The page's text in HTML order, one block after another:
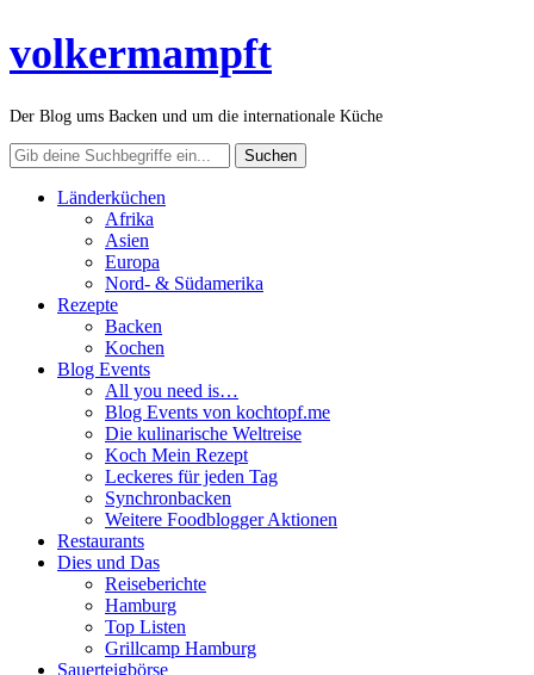
volkermampft
Der Blog ums Backen und um die internationale Küche
Länderküchen
Afrika
Asien
Europa
Nord- & Südamerika
Rezepte
Backen
Kochen
Blog Events
All you need is…
Blog Events von kochtopf.me
Die kulinarische Weltreise
Koch Mein Rezept
Leckeres für jeden Tag
Synchronbacken
Weitere Foodblogger Aktionen
Restaurants
Dies und Das
Reiseberichte
Hamburg
Top Listen
Grillcamp Hamburg
Sauerteigbörse